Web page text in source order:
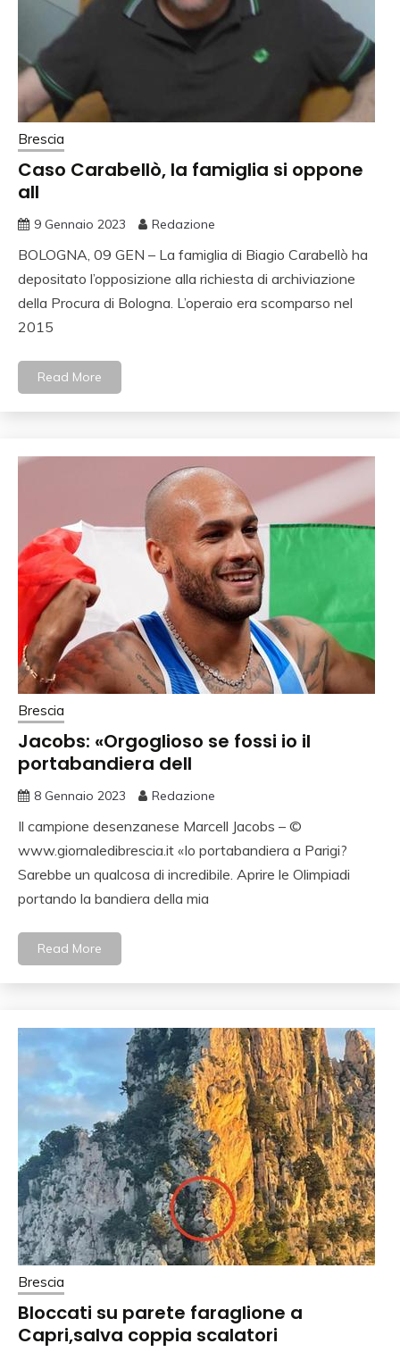
Brescia
Caso Carabellò, la famiglia si oppone
all
9 Gennaio 2023 Redazione
BOLOGNA, 09 GEN – La famiglia di Biagio Carabellò ha
depositato l’opposizione alla richiesta di archiviazione
della Procura di Bologna. L’operaio era scomparso nel
2015
Read More
Brescia
Jacobs: «Orgoglioso se fossi io il
portabandiera dell
8 Gennaio 2023 Redazione
Il campione desenzanese Marcell Jacobs – ©
www.giornaledibrescia.it «Io portabandiera a Parigi?
Sarebbe un qualcosa di incredibile. Aprire le Olimpiadi
portando la bandiera della mia
Read More
Brescia
Bloccati su parete faraglione a
Capri,salva coppia scalatori